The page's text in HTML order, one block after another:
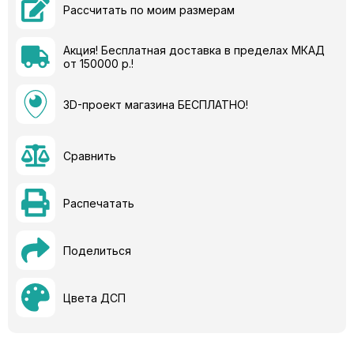
Рассчитать по моим размерам
Акция! Бесплатная доставка в пределах МКАД
от 150000 р.!
3D-проект магазина БЕСПЛАТНО!
Сравнить
Распечатать
Поделиться
Цвета ДСП